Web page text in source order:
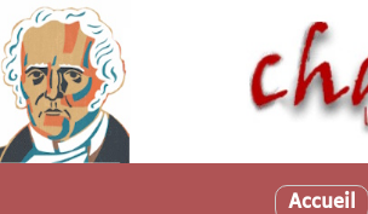
Accueil